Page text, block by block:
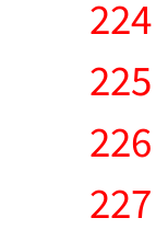
224
225
226
227